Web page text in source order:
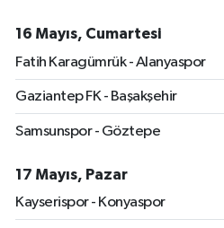
16 Mayıs, Cumartesi
Fatih Karagümrük - Alanyaspor
Gaziantep FK - Başakşehir
Samsunspor - Göztepe
17 Mayıs, Pazar
Kayserispor - Konyaspor